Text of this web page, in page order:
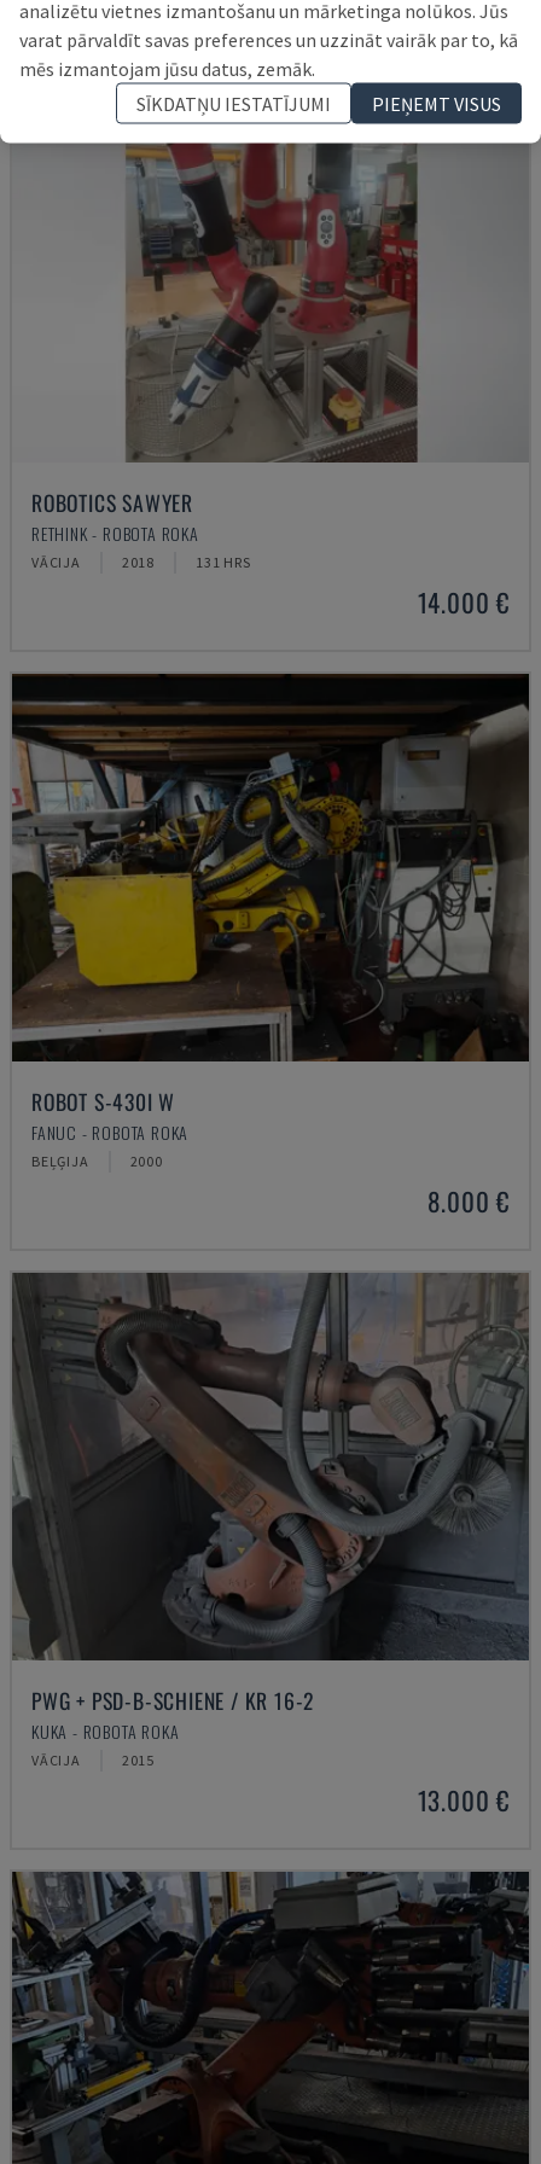
ROBOTICS SAWYER
RETHINK - ROBOTA ROKA
VĀCIJA 2018 131 HRS
14.000 €
ROBOT S-430I W
FANUC - ROBOTA ROKA
BEĻĢIJA 2000
8.000 €
PWG + PSD-B-SCHIENE / KR 16-2
KUKA - ROBOTA ROKA
VĀCIJA 2015
13.000 €
analizētu vietnes izmantošanu un mārketinga nolūkos. Jūs
varat pārvaldīt savas preferences un uzzināt vairāk par to, kā
mēs izmantojam jūsu datus, zemāk.
SĪKDATŅU IESTATĪJUMI
PIEŅEMT VISUS